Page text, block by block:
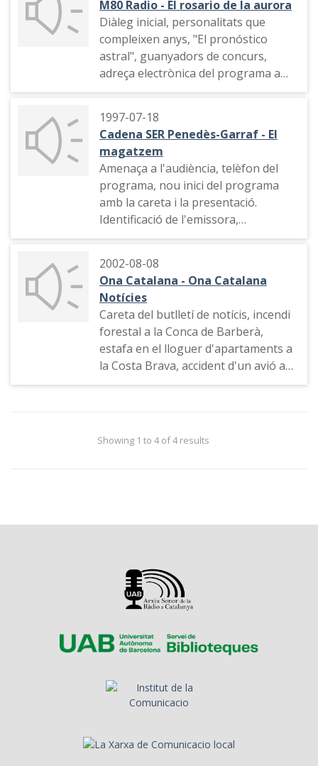
M80 Radio - El rosario de la aurora
Diàleg inicial, personalitats que
compleixen anys, "El pronóstico
astral", guanyadors de concurs,
adreça electrònica del programa a
Internet, comiat
1997-07-18
Cadena SER Penedès-Garraf - El
magatzem
Amenaça a l'audiència, telèfon del
programa, nou inici del programa
amb la careta i la presentació.
Identificació de l'emissora,
comentaris diversos, el contestador
del programa, sumari, indicatiu (veu
Toni Marín), "Magatzem informatiu",
debat a Canal 9, trucada al Centro de
Defensa de Segudidad
2002-08-08
Ona Catalana - Ona Catalana
Notícies
Careta del butlletí de notícis, incendi
forestal a la Conca de Barberà,
estafa en el lloguer d'apartaments a
la Costa Brava, accident d'un avió a
Puerto Rico, esports. Indicatiu de
de l'aurora", data, comentari sobre
els anys seixanta
Showing 1 to 4 of 4 results